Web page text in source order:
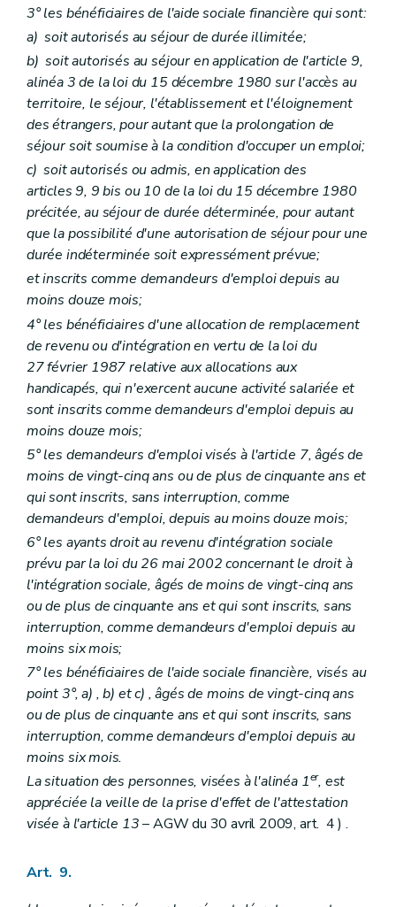
3° les bénéficiaires de l'aide sociale financière qui sont:
a) soit autorisés au séjour de durée illimitée;
b) soit autorisés au séjour en application de l'article 9,
alinéa 3 de la loi du 15 décembre 1980 sur l'accès au
territoire, le séjour, l'établissement et l'éloignement
des étrangers, pour autant que la prolongation de
séjour soit soumise à la condition d'occuper un emploi;
c) soit autorisés ou admis, en application des
articles 9, 9bis ou 10 de la loi du 15 décembre 1980
précitée, au séjour de durée déterminée, pour autant
que la possibilité d'une autorisation de séjour pour une
durée indéterminée soit expressément prévue;
et inscrits comme demandeurs d'emploi depuis au
moins douze mois;
4° les bénéficiaires d'une allocation de remplacement
de revenu ou d'intégration en vertu de la loi du
27 février 1987 relative aux allocations aux
handicapés, qui n'exercent aucune activité salariée et
sont inscrits comme demandeurs d'emploi depuis au
moins douze mois;
5° les demandeurs d'emploi visés à l'article 7, âgés de
moins de vingt-cinq ans ou de plus de cinquante ans et
qui sont inscrits, sans interruption, comme
demandeurs d'emploi, depuis au moins douze mois;
6° les ayants droit au revenu d'intégration sociale
prévu par la loi du 26 mai 2002 concernant le droit à
l'intégration sociale, âgés de moins de vingt-cinq ans
ou de plus de cinquante ans et qui sont inscrits, sans
interruption, comme demandeurs d'emploi depuis au
moins six mois;
7° les bénéficiaires de l'aide sociale financière, visés au
point 3°,a) ,b) etc) , âgés de moins de vingt-cinq ans
ou de plus de cinquante ans et qui sont inscrits, sans
interruption, comme demandeurs d'emploi depuis au
moins six mois.
La situation des personnes, visées à l'alinéa 1er, est
appréciée la veille de la prise d'effet de l'attestation
visée à l'article 13– AGW du 30 avril 2009, art. 4 ) .
Art. 9.